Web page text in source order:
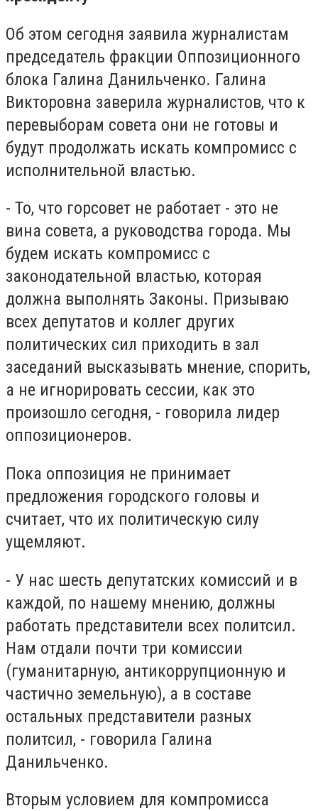
Об этом сегодня заявила журналистам
председатель фракции Оппозиционного
блока Галина Данильченко. Галина
Викторовна заверила журналистов, что к
перевыборам совета они не готовы и
будут продолжать искать компромисс с
исполнительной властью.
- То, что горсовет не работает - это не
вина совета, а руководства города. Мы
будем искать компромисс с
законодательной властью, которая
должна выполнять Законы. Призываю
всех депутатов и коллег других
политических сил приходить в зал
заседаний высказывать мнение, спорить,
а не игнорировать сессии, как это
произошло сегодня, - говорила лидер
оппозиционеров.
Пока оппозиция не принимает
предложения городского головы и
считает, что их политическую силу
ущемляют.
- У нас шесть депутатских комиссий и в
каждой, по нашему мнению, должны
работать представители всех политсил.
Нам отдали почти три комиссии
(гуманитарную, антикоррупционную и
частично земельную), а в составе
остальных представители разных
политсил, - говорила Галина
Данильченко.
Вторым условием для компромисса